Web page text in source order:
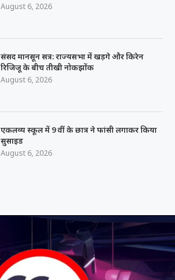
August 6, 2026
संसद मानसून सत्र: राज्यसभा में खड़गे और किरेन
रिजिजू के बीच तीखी नोकझोंक
August 6, 2026
एकलव्य स्कूल में 9 वीं के छात्र ने फांसी लगाकर किया
सुसाइड
August 6, 2026